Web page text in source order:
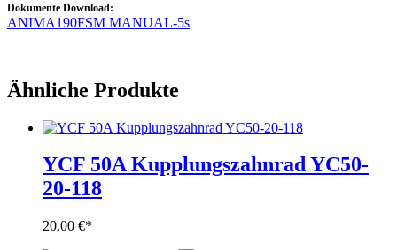
Dokumente Download:
ANIMA190FSM MANUAL-5s
Ähnliche Produkte
YCF 50A Kupplungszahnrad YC50-
20-118
20,00 €